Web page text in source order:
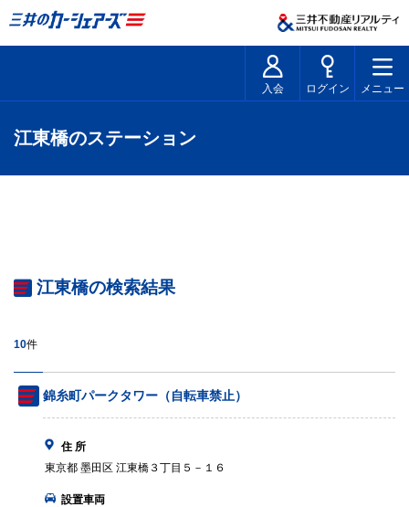
入会 ログイン メニュー
江東橋のステーション
江東橋の検索結果
10件
錦糸町パークタワー（自転車禁止）
住 所
東京都 墨田区 江東橋３丁目５－１６
設置車両